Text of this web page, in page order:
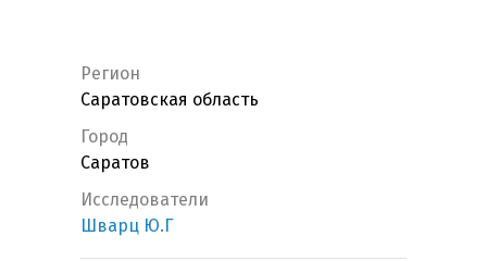
Регион
Саратовская область
Город
Саратов
Исследователи
Шварц Ю.Г